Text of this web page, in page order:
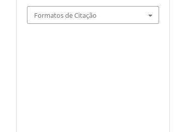
Formatos de Citação